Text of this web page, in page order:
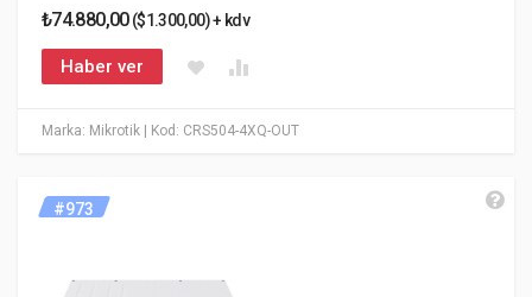
Marka: Mikrotik | Kod: CRS504-4XQ-OUT
₺74.880,00($1.300,00) + kdv
Haber ver
#973